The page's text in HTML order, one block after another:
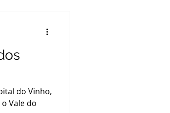
do Vinho,
Vale do